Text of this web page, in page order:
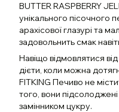
BUTTER RASPBERRY
унікального пісочного
арахісової глазурі та
задовольнить смак
Навіщо відмовлятися
дієти, коли можна
FITKING Печиво не
того, вони
замінником цукру.